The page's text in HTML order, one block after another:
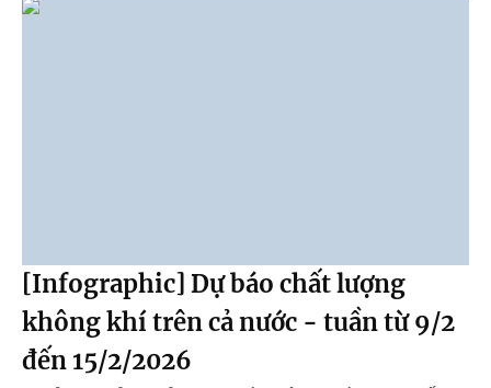
[Infographic] Dự báo chất lượng
không khí trên cả nước - tuần từ 9/2
đến 15/2/2026